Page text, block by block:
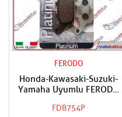
FERODO
Honda-Kawasaki-Suzuki-
Yamaha Uyumlu FERODO
FDB754P